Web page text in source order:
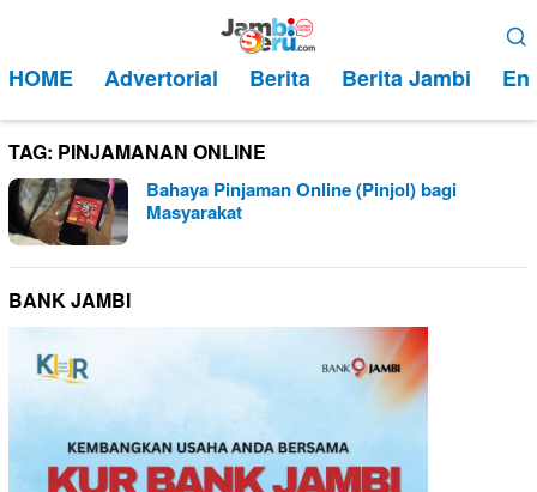
kontenMobile
HOME Advertorial Berita Berita Jambi
TAG: PINJAMANAN ONLINE
Bahaya Pinjaman Online (Pinjol) bagi
Masyarakat
BANK JAMBI